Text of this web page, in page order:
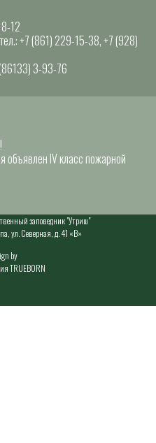
12
+7 (861) 229-15-38, +7 (928)
3-93-76
объявлен IV класс пожарной
заповедник "Утриш"
ул. Северная, д. 41 «В»
by
TRUEBORN